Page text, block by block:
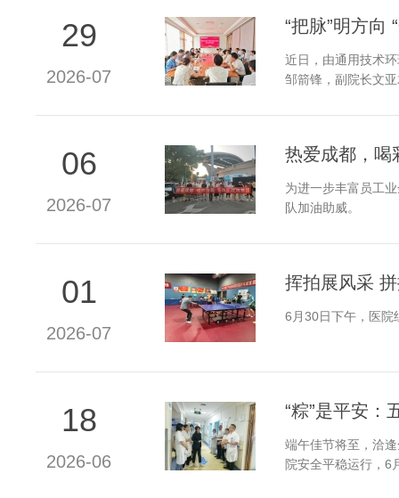
29
2026-07
“把脉”明方向
近日，由通用技术
邹箭锋，副院长文
06
2026-07
热爱成都，
为进一步丰富员工
队加油助威。
01
2026-07
挥拍展风采
6月30日下午，医院
18
2026-06
“粽”是平安：
端午佳节将至，洽
院安全平稳运行，6